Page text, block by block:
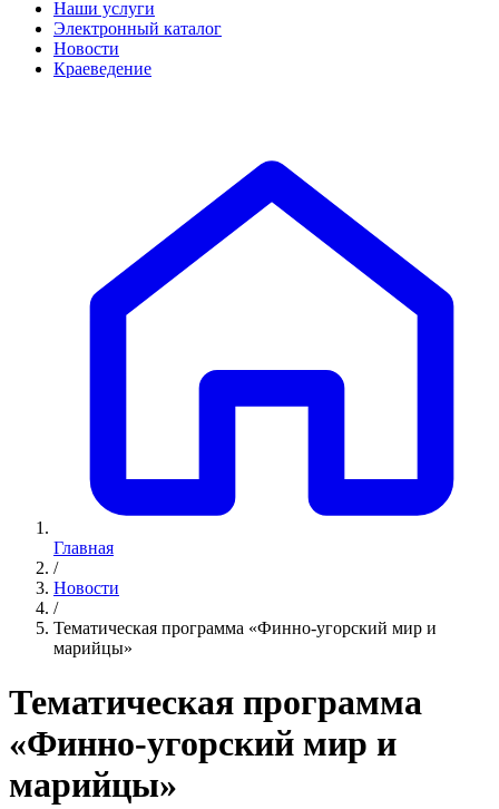
Наши услуги
Электронный каталог
Новости
Краеведение
Главная
/
Новости
/
Тематическая программа «Финно-угорский мир и
марийцы»
Тематическая программа
«Финно-угорский мир и
марийцы»